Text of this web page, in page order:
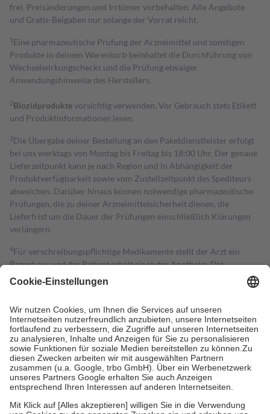
frei. Preisänderungen und Irrtümer vorbehalten. Alle Angebote
und Gratis-Beigaben nur solange der Vorrat reicht.
1 Eine pharmazeutische Prüfung der Arzneimittel und sonstigen
Produkte in deinem Warenkorb beinhaltet die Durchführung von
Wechselwirkungschecks und die Prüfung etwaiger
Anwendungshinweise des Herstellers.
2Biozidproduktevorsichtig verwenden. Vor Gebrauch stets Etikett
und Produktinformationen lesen.
3Die Übergabe deiner Bestellung an den Paketdienstleister erfolgt
bei uns werktags von Montag bis Freitag bis 18:00 Uhr. Der genaue
Lieferzeitpunkt kann je nach Region und in Abhängigkeit der
Produktverfügbarkeit sowie vom Zustellzeitpunkt des Spediteurs
abweichen. Darüber hinaus können notwendige pharmazeutische
Prüfungen, die zu deiner Arzneimittelsicherheit dienen, die
Lieferfrist um die Dauer der Prüfungen einschließlich Klärungen
verlängern.
4Für verschreibungspflichtige Medikamente stellt der Arzt ein
Rezept aus und der Patient erhält sie in der Apotheke. Die
gesetzliche Krankenversicherung übernimmt in der Regel die
Kosten dafür, der Versicherte trägt einen Teil davon als Zuzahlung
Grundsätzlich leisten Mitglieder Zuzahlungen in Höhe von zehn
Prozent des Abgabepreises,mindestens jedochfünf Euround
höchstens zehn Euro.Es sind jedoch nie mehr als die tatsächlichen
Kosten der Leistung zu entrichten.
Diese Regeln gelten grundsätzlich auch für Online-Apotheken.
Bei Heilmitteln und häuslicher Krankenpflege beträgt die
Zuzahlung zehn Prozent der Kosten sowie zehn Euro je
Verordnung.